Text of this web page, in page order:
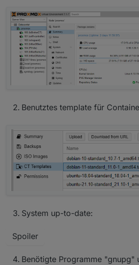
Benutztes template für
System up-to-date:
Spoiler
Benötigte Programme "gnupg"